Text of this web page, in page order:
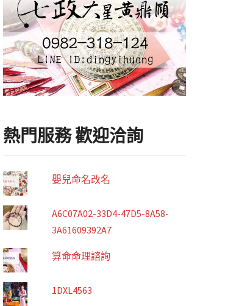
熱門服務 歡迎洽詢
嬰兒命名改名
A6C07A02-33D4-47D5-8A58-
3A61609392A7
算命命理諮詢
1DXL4563